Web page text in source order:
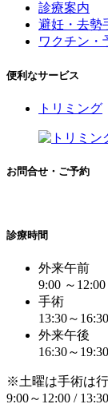
診療案内
避妊・去勢
ワクチン・
便利なサービス
トリミング
お問合せ・ご予約
診療時間
外来午前
9:00 ～12:00
手術
13:30～16:30
外来午後
16:30～19:30
※土曜は手術は
9:00～12:00 /